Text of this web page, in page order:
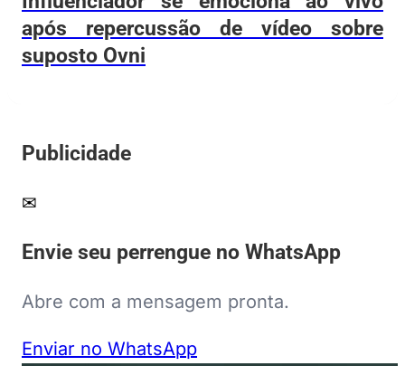
após repercussão de vídeo sobre
suposto Ovni
Publicidade
✉
Envie seu perrengue no WhatsApp
Abre com a mensagem pronta.
Enviar no WhatsApp